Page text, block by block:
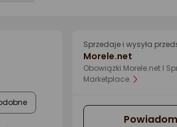
Sprzedaje i wysyła
Morele.net
Obowiązki Morele.net I
Marketplace.